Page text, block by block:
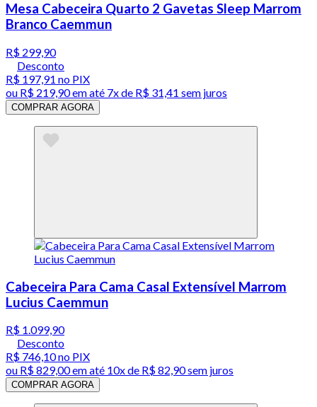
Mesa Cabeceira Quarto 2 Gavetas Sleep Marrom
Branco Caemmun
R$ 299,90
Desconto
R$ 197,91 no PIX
ou R$ 219,90em até 7x de R$ 31,41 sem juros
COMPRAR AGORA
Cabeceira Para Cama Casal Extensível Marrom
Lucius Caemmun
R$ 1.099,90
Desconto
R$ 746,10no PIX
ou R$ 829,00em até 10x de R$ 82,90 sem juros
COMPRAR AGORA